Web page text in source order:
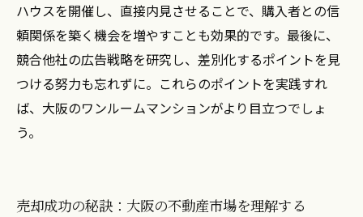
ハウスを開催し、直接内見させることで、購入者との信
頼関係を築く機会を増やすことも効果的です。最後に、
競合他社の広告戦略を研究し、差別化するポイントを見
つける努力も忘れずに。これらのポイントを実践すれ
ば、大阪のワンルームマンションがより目立つでしょ
う。
売却成功の秘訣：大阪の不動産市場を理解する